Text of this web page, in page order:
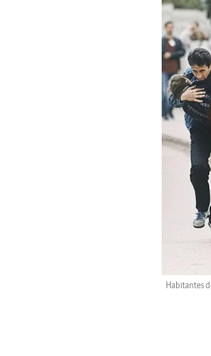
Habitantes